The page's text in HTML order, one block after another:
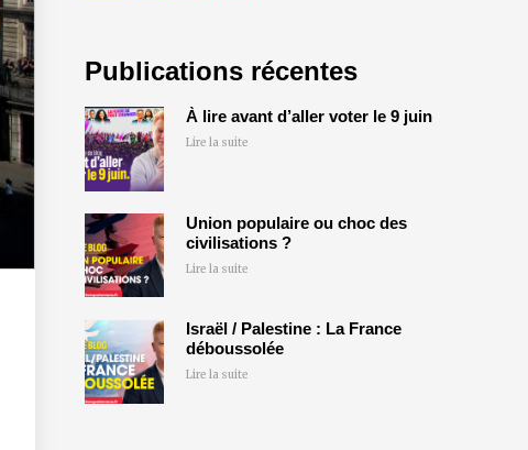
Publications récentes
À lire avant d’aller voter le 9 juin
Lire la suite
Union populaire ou choc des
civilisations ?
Lire la suite
Israël / Palestine : La France
déboussolée
Lire la suite